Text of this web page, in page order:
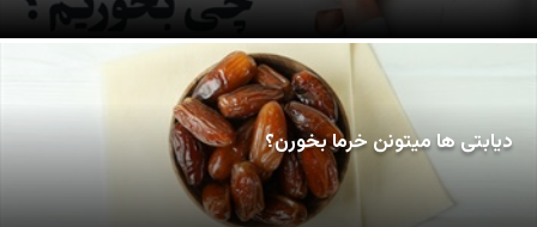
دیابتی ها میتونن خرما بخورن؟